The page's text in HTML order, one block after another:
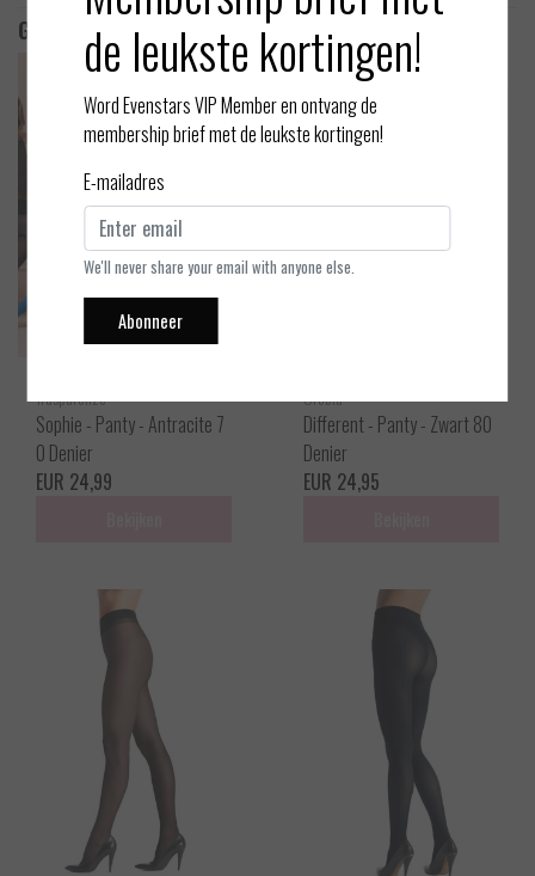
Gerelateerde producten
Trasparenze
Sophie - Panty - Antracite 7
0 Denier
EUR 24,99
Oroblu
Different - Panty - Zwart 80
Denier
EUR 24,95
de leukste kortingen!
Word Evenstars VIP Member en ontvang de
membership brief met de leukste kortingen!
E-mailadres
We'll never share your email with anyone else.
Abonneer